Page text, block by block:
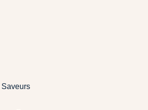
Saveurs